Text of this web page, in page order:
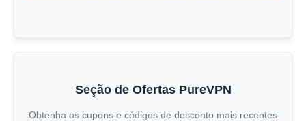
Seção de Ofertas PureVPN
Obtenha os cupons e códigos de desconto mais recentes